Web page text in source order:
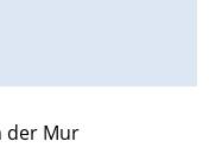
der Mur